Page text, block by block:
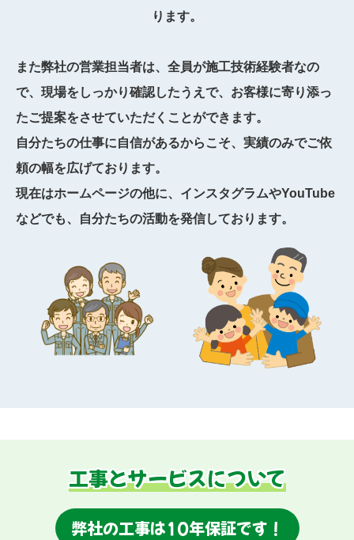
ります。
また弊社の営業担当者は、全員が施工技術経験者なの
で、現場をしっかり確認したうえで、お客様に寄り添っ
たご提案をさせていただくことができます。
自分たちの仕事に自信があるからこそ、実績のみでご依
頼の幅を広げております。
現在はホームページの他に、インスタグラムやYouTube
などでも、自分たちの活動を発信しております。
工事とサービスについて
弊社の工事は10年保証です！